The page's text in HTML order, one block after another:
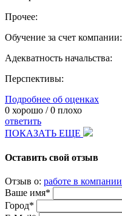
Прочее:
Обучение за счет компании:
Адекватность начальства:
Перспективы:
Подробнее об оценках
0 хорошо /0 плохо
ответить
ПОКАЗАТЬ ЕЩЕ
Оставить свой отзыв
Отзыв о: работе в компании
Ваше имя*
Город*